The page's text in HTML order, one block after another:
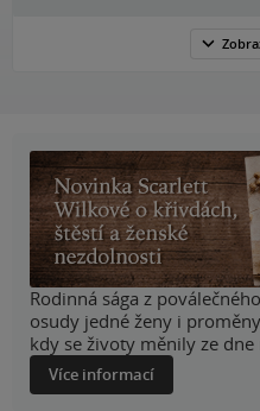
Rodinná sága z
osudy jedné ženy i
kdy se životy měnily ze dne
Více informací